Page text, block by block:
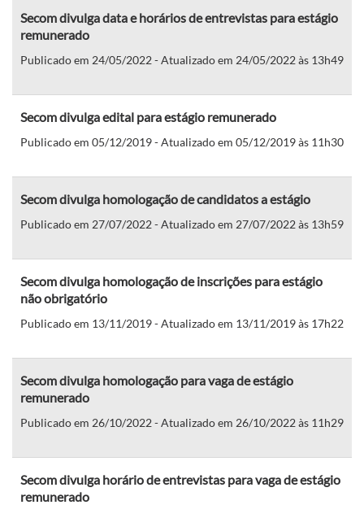
Secom divulga data e horários de entrevistas para estágio
remunerado
Publicado em 24/05/2022 - Atualizado em 24/05/2022 às 13h49
Secom divulga edital para estágio remunerado
Publicado em 05/12/2019 - Atualizado em 05/12/2019 às 11h30
Secom divulga homologação de candidatos a estágio
Publicado em 27/07/2022 - Atualizado em 27/07/2022 às 13h59
Secom divulga homologação de inscrições para estágio
não obrigatório
Publicado em 13/11/2019 - Atualizado em 13/11/2019 às 17h22
Secom divulga homologação para vaga de estágio
remunerado
Publicado em 26/10/2022 - Atualizado em 26/10/2022 às 11h29
Secom divulga horário de entrevistas para vaga de estágio
remunerado